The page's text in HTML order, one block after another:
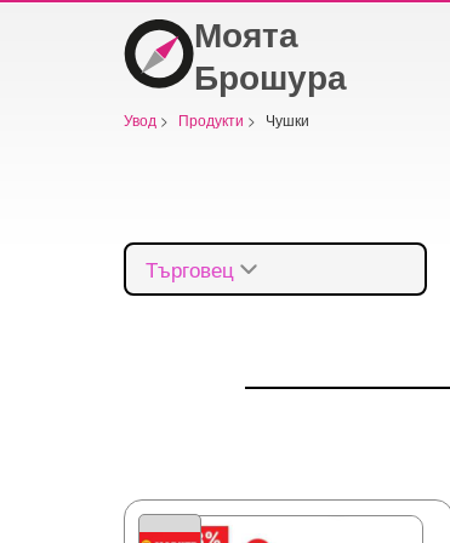
Моята
Брошура
Увод > Продукти > Чушки
Търговец